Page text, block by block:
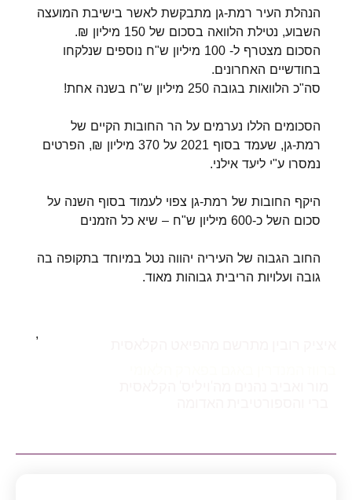
הנהלת העיר רמת-גן מתבקשת לאשר בישיבת המועצה
השבוע, נטילת הלוואה בסכום של 150 מיליון ₪.
הסכום מצטרף ל- 100 מיליון ש"ח נוספים שנלקחו
בחודשיים האחרונים.
סה"כ הלוואות בגובה 250 מיליון ש"ח בשנה אחת!
הסכומים הללו נערמים על הר החובות הקיים של
רמת-גן, שעמד בסוף 2021 על 370 מיליון ₪, הפרטים
נמסרו ע"י ליעד אילני.
היקף החובות של רמת-גן צפוי לעמוד בסוף השנה על
סכום השל כ-600 מיליון ש"ח – שיא כל הזמנים
החוב הגבוה של העיריה יהווה נטל במיוחד בתקופה בה
גובה ועלויות הריבית גבוהות מאוד.
,